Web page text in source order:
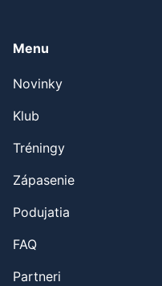
Menu
Novinky
Klub
Tréningy
Zápasenie
Podujatia
FAQ
Partneri